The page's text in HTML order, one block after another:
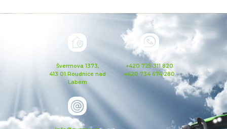
Švermova 1373,
413 01 Roudnice nad
Labem
+420 725 311 820
+420 734 674 280